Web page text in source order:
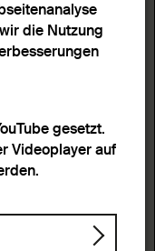
die Nutzung
gesetzt.
Videoplayer auf